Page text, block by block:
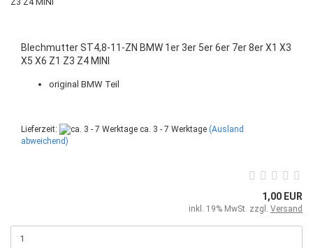
Blechmutter ST4,8-11-ZN BMW 1er 3er 5er 6er 7er 8er X1 X3
X5 X6 Z1 Z3 Z4 MINI
original BMW Teil
Lieferzeit: ca. 3 - 7 Werktage (Ausland
abweichend)
1,00 EUR
inkl. 19% MwSt. zzgl. Versand